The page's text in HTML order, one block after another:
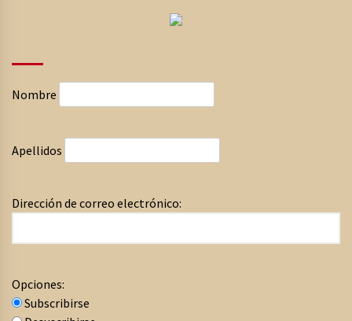
Nombre
Apellidos
Dirección de correo electrónico:
Opciones:
Subscribirse